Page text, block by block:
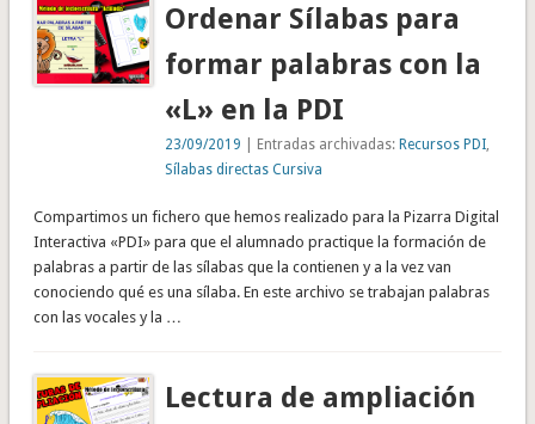
Ordenar Sílabas para
formar palabras con la
«L» en la PDI
23/09/2019 | Entradas archivadas:Recursos PDI
Sílabas directas Cursiva
Compartimos un fichero que hemos realizado para la Pizarra Digital
Interactiva «PDI» para que el alumnado practique la formación de
palabras a partir de las sílabas que la contienen y a la vez van
conociendo qué es una sílaba. En este archivo se trabajan palabras
con las vocales y la …
Lectura de ampliación